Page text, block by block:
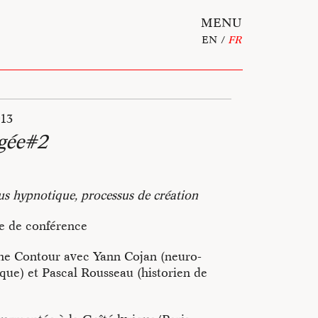
MENU
EN FR
hypnotique, processus de création
de conférence
Contour avec Yann Cojan (neuro-
et Pascal Rousseau (historien de